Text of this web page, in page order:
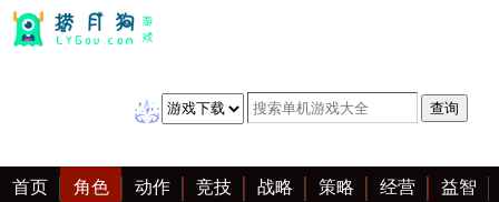
首页 角色 动作 竞技 战略 策略 经营 益智